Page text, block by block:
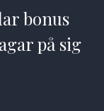
bonus
på sig